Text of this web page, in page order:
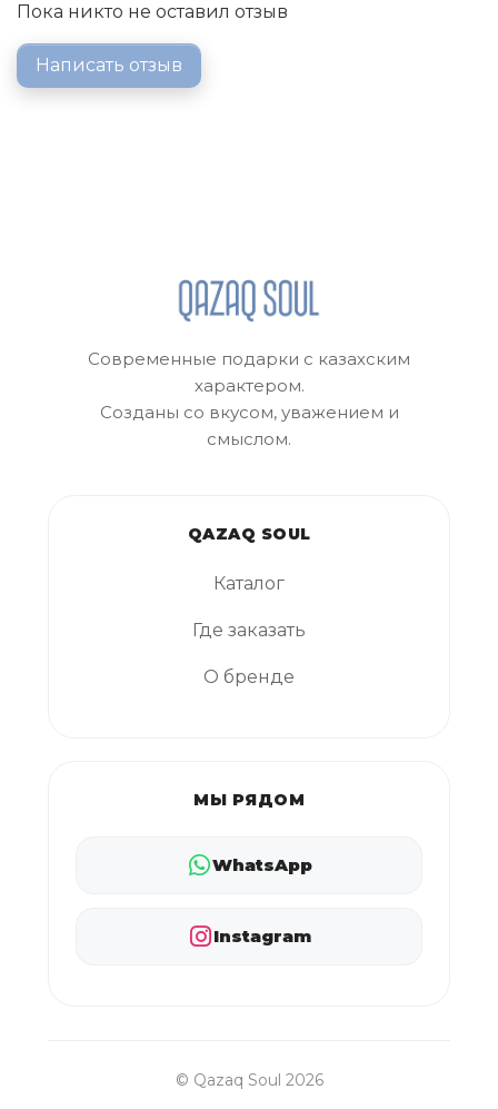
Пока никто не оставил отзыв
Написать отзыв
Современные подарки с казахским
характером.
Созданы со вкусом, уважением и
смыслом.
QAZAQ SOUL
Каталог
Где заказать
О бренде
МЫ РЯДОМ
WhatsApp
Instagram
© Qazaq Soul 2026